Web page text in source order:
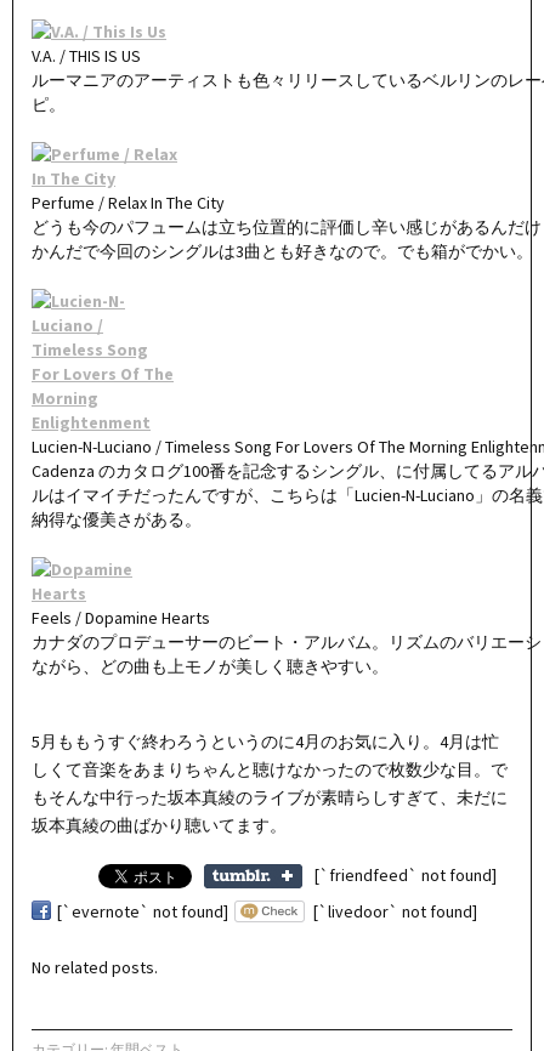
V.A. / THIS IS US
ルーマニアのアーティストも色々リリースしているベルリンのレ
ピ。
Perfume / Relax In The City
どうも今のパフュームは立ち位置的に評価し辛い感じがあるんだ
かんだで今回のシングルは3曲とも好きなので。でも箱がでかい。
Lucien-N-Luciano / Timeless Song For Lovers Of The Morning
Cadenza のカタログ100番を記念するシングル、に付属してるアル
ルはイマイチだったんですが、こちらは「Lucien-N-Luciano」の名
納得な優美さがある。
Feels / Dopamine Hearts
カナダのプロデューサーのビート・アルバム。リズムのバリエー
ながら、どの曲も上モノが美しく聴きやすい。
5月ももうすぐ終わろうというのに4月のお気に入り。4月は忙
しくて音楽をあまりちゃんと聴けなかったので枚数少な目。で
もそんな中行った坂本真綾のライブが素晴らしすぎて、未だに
坂本真綾の曲ばかり聴いてます。
[`friendfeed` not found]
[`evernote` not found]
[`livedoor` not found]
No related posts.